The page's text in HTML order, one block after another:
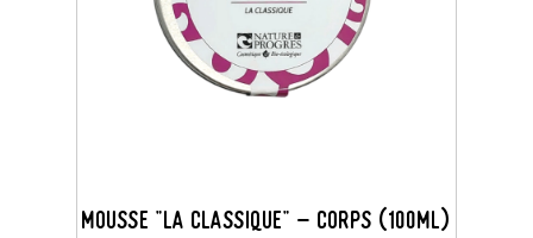
MOUSSE "LA CLASSIQUE" - CORPS (100ML)